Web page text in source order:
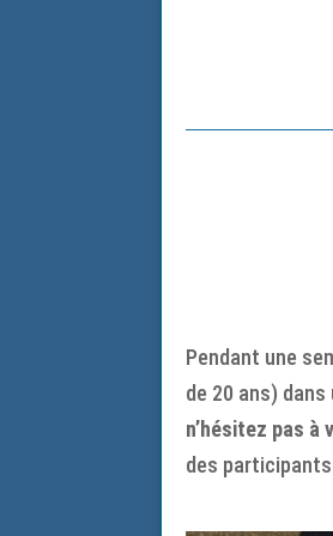
Pendant une
de 20 ans)
n’hésitez pas à
des